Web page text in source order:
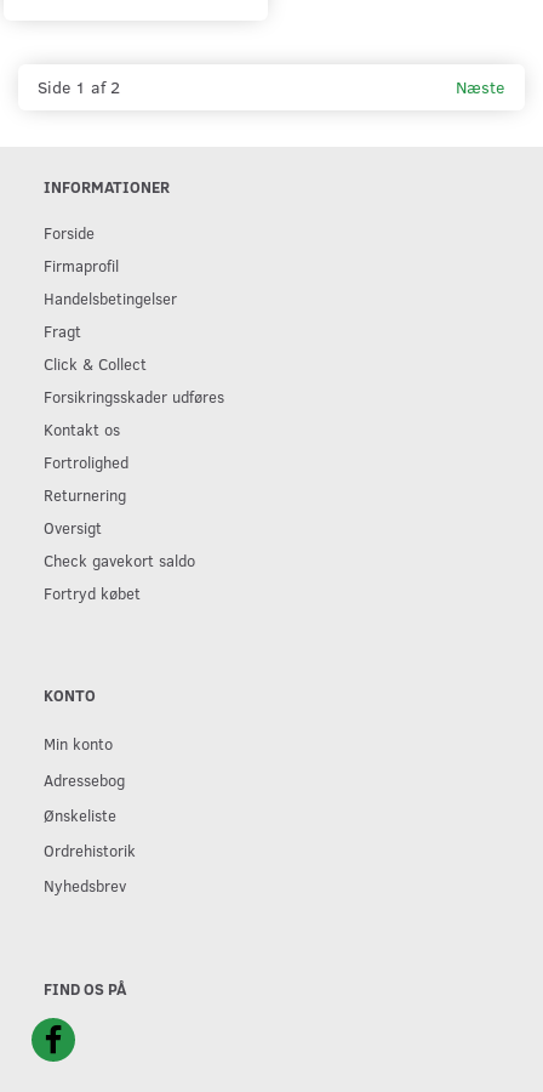
Side 1 af 2 Næste
INFORMATIONER
Forside
Firmaprofil
Handelsbetingelser
Fragt
Click & Collect
Forsikringsskader udføres
Kontakt os
Fortrolighed
Returnering
Oversigt
Check gavekort saldo
Fortryd købet
KONTO
Min konto
Adressebog
Ønskeliste
Ordrehistorik
Nyhedsbrev
FIND OS PÅ